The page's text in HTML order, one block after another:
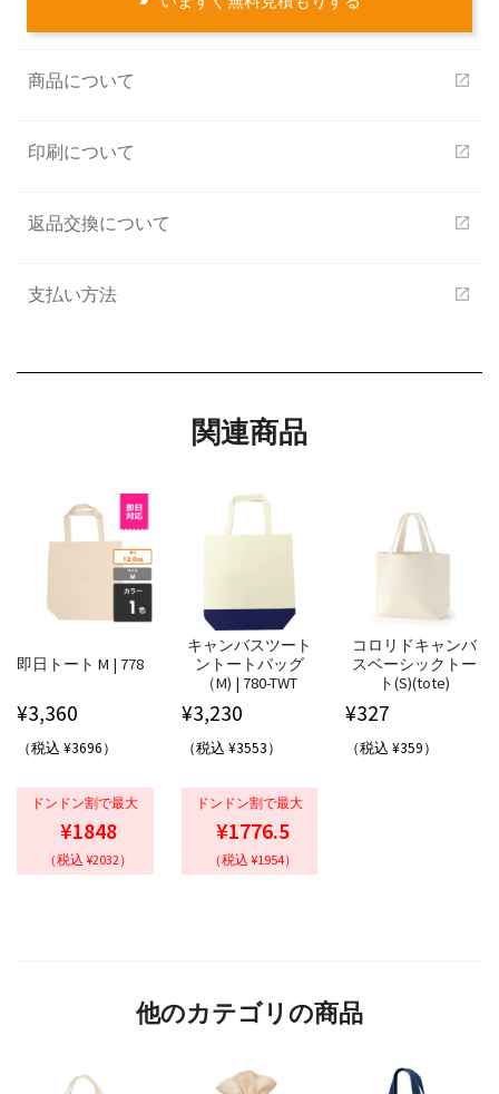
商品について open_in_new
印刷について open_in_new
返品交換について open_in_new
支払い方法 open_in_new
関連商品
即日トート M | 778
¥3,360
（税込 ¥3696）
ドンドン割で最大
¥1848
（税込 ¥2032）
キャンバスツート
ントートバッグ
（M) | 780-TWT
¥3,230
（税込 ¥3553）
ドンドン割で最大
¥1776.5
（税込 ¥1954）
コロリドキャンバ
スベーシックトー
ト(S)(tote)
¥327
（税込 ¥359）
他のカテゴリの商品